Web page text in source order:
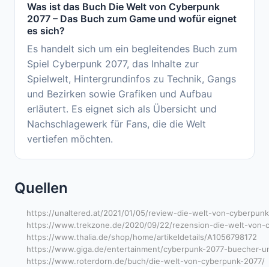
Was ist das Buch Die Welt von Cyberpunk
2077 – Das Buch zum Game und wofür eignet
es sich?
Es handelt sich um ein begleitendes Buch zum
Spiel Cyberpunk 2077, das Inhalte zur
Spielwelt, Hintergrundinfos zu Technik, Gangs
und Bezirken sowie Grafiken und Aufbau
erläutert. Es eignet sich als Übersicht und
Nachschlagewerk für Fans, die die Welt
vertiefen möchten.
Quellen
https://unaltered.at/2021/01/05/review-die-welt-von-
https://www.trekzone.de/2020/09/22/rezension-die-welt-von-
https://www.thalia.de/shop/home/artikeldetails/A1056798172
https://www.giga.de/entertainment/cyberpunk-2077-buecher-
https://www.roterdorn.de/buch/die-welt-von-cyberpunk-2077/